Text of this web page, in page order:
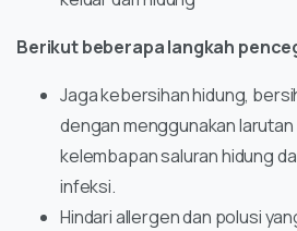
Berikut beberapa langkah
Jaga kebersihan hidung,
dengan menggunakan
kelembapan saluran hidung
infeksi.
Hindari allergen dan polusi